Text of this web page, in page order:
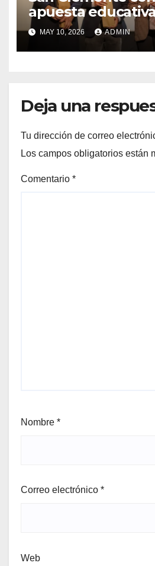
apuesta
lanzamiento del
Preuniversitario
MAY 10, 2026 ADMIN
Deja una
Tu dirección de correo
Los campos obligatorios están
Comentario *
Nombre *
Correo electrónico *
Web